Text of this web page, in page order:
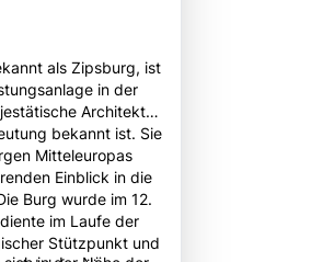
als Zipsburg, ist
in der
Architektur
bekannt ist. Sie
Mitteleuropas
Einblick in die
Burg wurde im 12.
im Laufe der
Stützpunkt und